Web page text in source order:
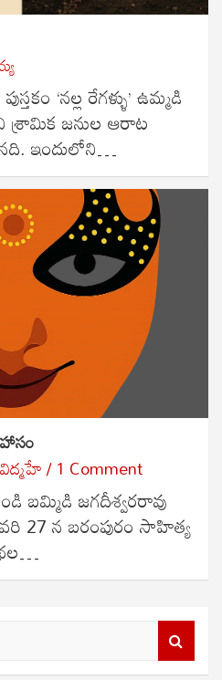
‘నల్ల రేగళ్ళు’ ఉమ్మడి
జనుల ఆరాట
ఇందులోని…
1 Comment
బమ్మిడి జగదీశ్వరరావు
27 న బరంపురం సాహిత్య